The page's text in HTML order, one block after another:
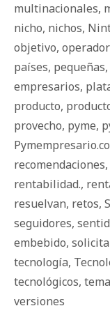
multinacionales,
nicho, nichos,
objetivo,
países, pequeñas,
empresarios,
producto,
provecho, pyme,
recomendaciones,
rentabilidad.,
resuelvan, retos,
seguidores,
embebido,
tecnología,
tecnológicos, tema
versiones